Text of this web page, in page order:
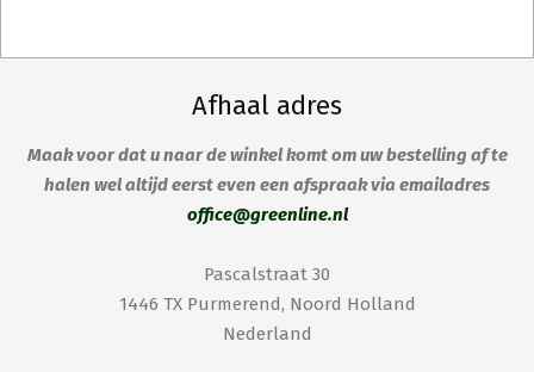
Afhaal adres
Maak voor dat u naar de winkel komt om uw bestelling af te
halen wel altijd eerst even een afspraak via emailadres
office@greenline.nl
Pascalstraat 30
1446 TX Purmerend, Noord Holland
Nederland